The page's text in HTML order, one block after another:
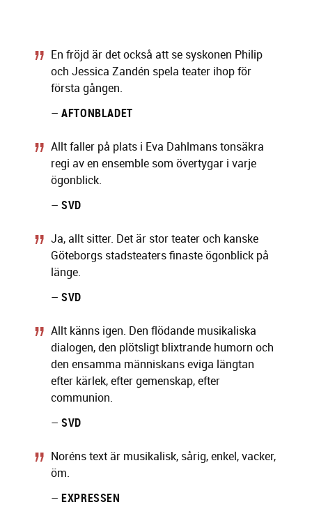
En fröjd är det också att se syskonen Philip
och Jessica Zandén spela teater ihop för
första gången.
– AFTONBLADET
Allt faller på plats i Eva Dahlmans tonsäkra
regi av en ensemble som övertygar i varje
ögonblick.
– SVD
Ja, allt sitter. Det är stor teater och kanske
Göteborgs stadsteaters finaste ögonblick på
länge.
– SVD
Allt känns igen. Den flödande musikaliska
dialogen, den plötsligt blixtrande humorn och
den ensamma människans eviga längtan
efter kärlek, efter gemenskap, efter
communion.
– SVD
Noréns text är musikalisk, sårig, enkel, vacker,
öm.
– EXPRESSEN